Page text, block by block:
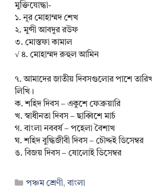
মুক্তিযোদ্ধা-
১. নূর মোহাম্মদ শেখ
২. মুন্সী আবদুর রউফ
৩. মোস্তফা কামাল
√ ৪. মোহাম্মদ রুহুল আমিন
৭. আমাদের জাতীয় দিবসগুলোর পাশে
লিখি।
ক. শহিদ দিবস – একুশে ফেব্রুয়ারি
খ. স্বাধীনতা দিবস – ছাব্বিশে মার্চ
গ. বাংলা নববর্ষ – পহেলা বৈশাখ
ঘ. শহিদ বুদ্ধিজীবী দিবস – চৌদ্দই ডিসেম্বর
ঙ. বিজয় দিবস – ষোলোই ডিসেম্বর
Categories
পঞ্চম শ্রেণী,বাংলা